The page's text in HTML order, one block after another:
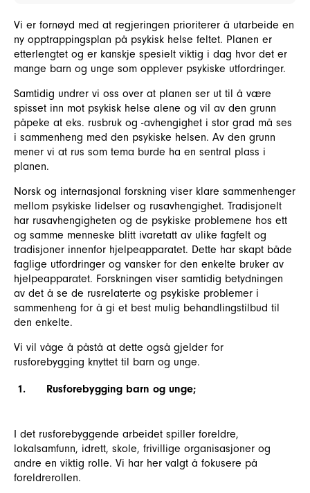
Vi er fornøyd med at regjeringen prioriterer å utarbeide en
ny opptrappingsplan på psykisk helse feltet. Planen er
etterlengtet og er kanskje spesielt viktig i dag hvor det er
mange barn og unge som opplever psykiske utfordringer.
Samtidig undrer vi oss over at planen ser ut til å være
spisset inn mot psykisk helse alene og vil av den grunn
påpeke at eks. rusbruk og -avhengighet i stor grad må ses
i sammenheng med den psykiske helsen. Av den grunn
mener vi at rus som tema burde ha en sentral plass i
planen.
Norsk og internasjonal forskning viser klare sammenhenger
mellom psykiske lidelser og rusavhengighet. Tradisjonelt
har rusavhengigheten og de psykiske problemene hos ett
og samme menneske blitt ivaretatt av ulike fagfelt og
tradisjoner innenfor hjelpeapparatet. Dette har skapt både
faglige utfordringer og vansker for den enkelte bruker av
hjelpeapparatet. Forskningen viser samtidig betydningen
av det å se de rusrelaterte og psykiske problemer i
sammenheng for å gi et best mulig behandlingstilbud til
den enkelte.
Vi vil våge å påstå at dette også gjelder for
rusforebygging knyttet til barn og unge.
1. Rusforebygging barn og unge;
I det rusforebyggende arbeidet spiller foreldre,
lokalsamfunn, idrett, skole, frivillige organisasjoner og
andre en viktig rolle. Vi har her valgt å fokusere på
foreldrerollen.